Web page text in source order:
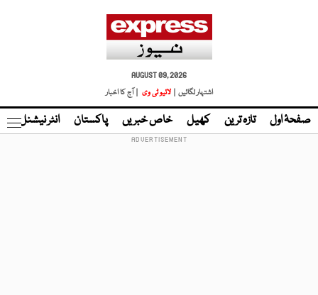
AUGUST 09, 2026
اشتہار لگائیں |
لائیو ٹی وی | آج کا اخبار
صفحۂ اول تازہ ترین کھیل خاص خبریں پاکستان انٹر نیشنل